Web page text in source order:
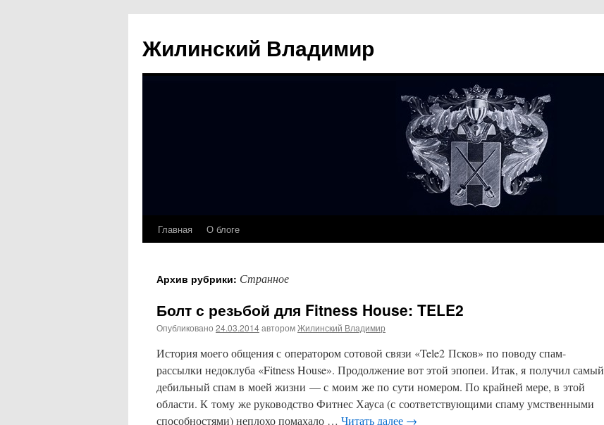
Жилинский Владимир
Перейти
содержимому
Главная О блоге
Архив рубрики: Странное
Болт с резьбой для Fitness House: TELE2
Опубликовано 24.03.2014авторомЖилинский Владимир
История моего общения с оператором сотовой связи «Tele2 Псков» по поводу спам-
рассылки недоклуба «Fitness House». Продолжение вот этой эпопеи. Итак, я получил самый
дебильный спам в моей жизни — с моим же по сути номером. По крайней мере, в этой
области. К тому же руководство Фитнес Хауса (с соответствующими спаму умственными
способностями) неплохо помахало … Читать далее →